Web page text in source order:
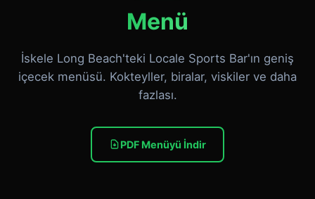
Menü
İskele Long Beach'teki Locale Sports Bar'ın geniş
içecek menüsü. Kokteyller, biralar, viskiler ve daha
fazlası.
PDF Menüyü İndir